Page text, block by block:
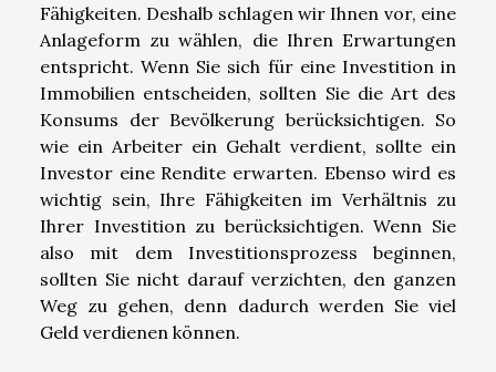
Fähigkeiten. Deshalb schlagen wir Ihnen vor, eine
Anlageform zu wählen, die Ihren Erwartungen
entspricht. Wenn Sie sich für eine Investition in
Immobilien entscheiden, sollten Sie die Art des
Konsums der Bevölkerung berücksichtigen. So
wie ein Arbeiter ein Gehalt verdient, sollte ein
Investor eine Rendite erwarten. Ebenso wird es
wichtig sein, Ihre Fähigkeiten im Verhältnis zu
Ihrer Investition zu berücksichtigen. Wenn Sie
also mit dem Investitionsprozess beginnen,
sollten Sie nicht darauf verzichten, den ganzen
Weg zu gehen, denn dadurch werden Sie viel
Geld verdienen können.